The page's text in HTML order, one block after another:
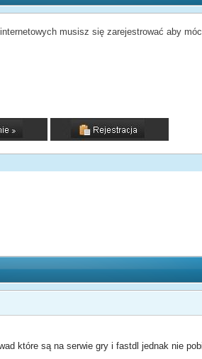
musisz się zarejestrować aby
które są na serwie gry i fastdl jednak nie